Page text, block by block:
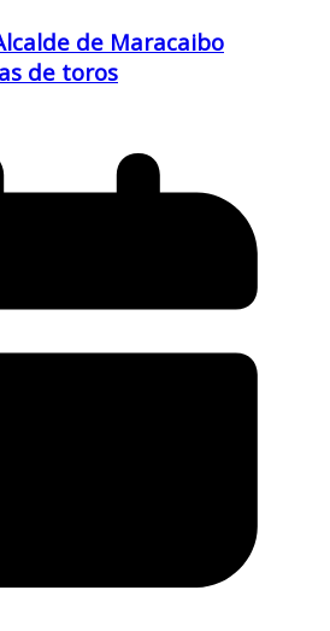
de Maracaibo
de toros